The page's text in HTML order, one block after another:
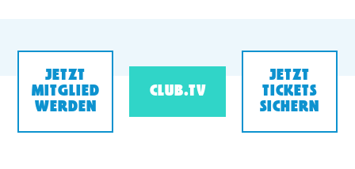
JETZT
MITGLIED
WERDEN
CLUB.TV
JETZT
TICKETS
SICHERN